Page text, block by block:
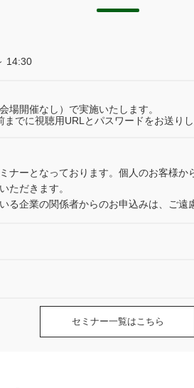
14:30
開催なし）で実施いたします。
でに視聴用URLとパスワードをお送りし
ーとなっております。個人のお客様か
ただきます。
企業の関係者からのお申込みは、ご遠
セミナー一覧はこちら